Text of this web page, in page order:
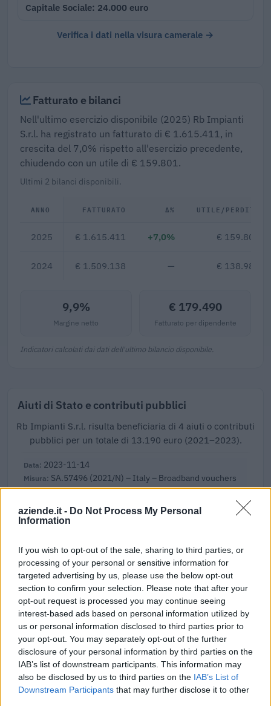
aziende.it - Do Not Process My Personal
Information
If you wish to opt-out of the sale, sharing to third parties, or
processing of your personal or sensitive information for
targeted advertising by us, please use the below opt-out
section to confirm your selection. Please note that after your
opt-out request is processed you may continue seeing
interest-based ads based on personal information utilized by
us or personal information disclosed to third parties prior to
your opt-out. You may separately opt-out of the further
disclosure of your personal information by third parties on the
IAB’s list of downstream participants. This information may
also be disclosed by us to third parties on the IAB’s List of
Downstream Participants that may further disclose it to other
Capitale Sociale 24.000 euro
Verifica i dati nella visura camerale →
Fatturato e bilanci
Nell'ultimo esercizio disponibile (2025) Rb Impianti
S.r.l. ha registrato un fatturato di € 1.615.411, in
crescita del 7,0% rispetto all'esercizio precedente,
chiudendo con un utile di € 159.801.
Ultimi 2 bilanci disponibili.
ANNO FATTURATO Δ% UTILE/PERDITA
2025 € 1.615.411 +7,0% € 159.801
2024 € 1.509.138 — € 138.987
9,9%
Margine netto
€ 179.490
Fatturato per dipendente
Indicatori calcolati dai dati dell'ultimo bilancio disponibile.
Aiuti di Stato e contributi pubblici
Rb Impianti S.r.l. risulta beneficiaria di 4 aiuti o contributi
pubblici per un totale di 13.190 euro (2021–2023).
2023-11-14
SA.57496 (2021/N) – Italy – Broadband vouchers
for SMEs
2.000 euro
esenzioni fiscali e crediti d'imposta adottati a
seguito della crisi economica causata dall'epidemia di
COVID-19 [con mo
agenzia delle entrate
6.840 euro
2022-09-06
Regolamento per i fondi interprofessionali per la
formazione continua per la concessioni di aiuti di stato
esentati ai s
FONDIMPRESA
3.000 euro